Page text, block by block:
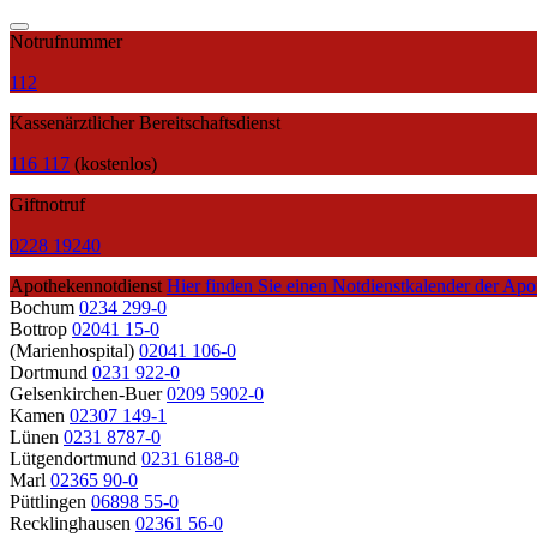
Notrufnummer
112
Kassenärztlicher Bereitschaftsdienst
116 117 (kostenlos)
Giftnotruf
0228 19240
Apothekennotdienst Hier finden Sie einen Notdienstkalender der
Bochum 0234 299-0
Bottrop 02041 15-0
(Marienhospital) 02041 106-0
Dortmund 0231 922-0
Gelsenkirchen-Buer 0209 5902-0
Kamen 02307 149-1
Lünen 0231 8787-0
Lütgendortmund 0231 6188-0
Marl 02365 90-0
Püttlingen 06898 55-0
Recklinghausen 02361 56-0